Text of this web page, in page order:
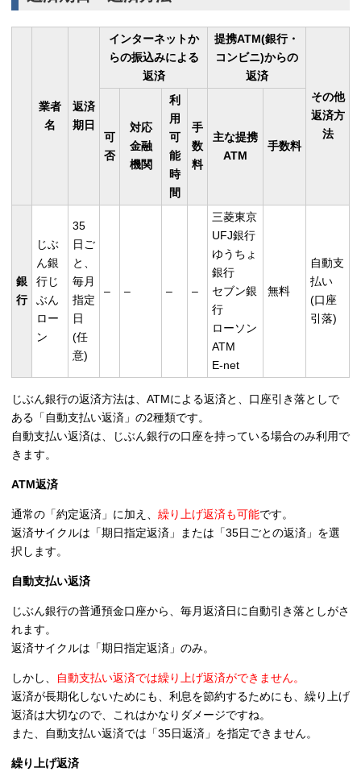
業者
名
返済
期日
インターネットか
らの振込みによる
返済
提携ATM(銀行・
コンビニ)からの
返済
その他
返済方
法
可
否
対応
金融
機関
利
用
可
能
時
間
手
数
料
主な提携
ATM
手数料
銀
行
じぶ
ん銀
行じ
ぶん
ロー
ン
35
日ご
と、
毎月
指定
日
(任
意)
– – – –
三菱東京
UFJ銀行
ゆうちょ
銀行
セブン銀
行
ローソン
ATM
E-net
無料
自動支
払い
(口座
引落)
じぶん銀行の返済方法は、ATMによる返済と、口座引き落としで
ある「自動支払い返済」の2種類です。
自動支払い返済は、じぶん銀行の口座を持っている場合のみ利用で
きます。
ATM返済
通常の「約定返済」に加え、 繰り上げ返済も可能です。
返済サイクルは「期日指定返済」または「35日ごとの返済」を選
択します。
自動支払い返済
じぶん銀行の普通預金口座から、毎月返済日に自動引き落としがさ
れます。
返済サイクルは「期日指定返済」のみ。
しかし、
自動支払い返済では繰り上げ返済ができません。
返済が長期化しないためにも、利息を節約するためにも、繰り上げ
返済は大切なので、これはかなりダメージですね。
また、
自動支払い返済では「35日返済」を指定できません。
繰り上げ返済